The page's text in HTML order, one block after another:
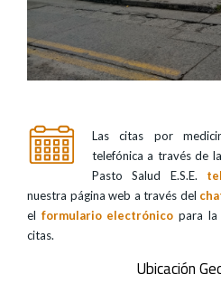
Las citas por
telefónica a través de
Pasto Salud E.S.E.
nuestra página web a través del
el formulario electrónico para la
citas.
Ubicación